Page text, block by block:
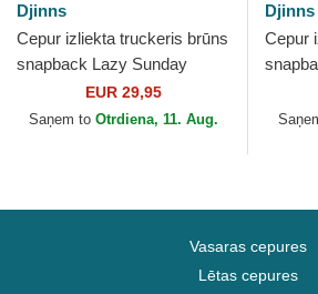
Djinns
Cepur izliekta truckeris brūns
snapback Lazy Sunday
Coffee HFT no Djinns
EUR 29,95
Saņem to Otrdiena, 11. Aug.
Djinns
Cepur
Vasaras cepures
Lētas cepures